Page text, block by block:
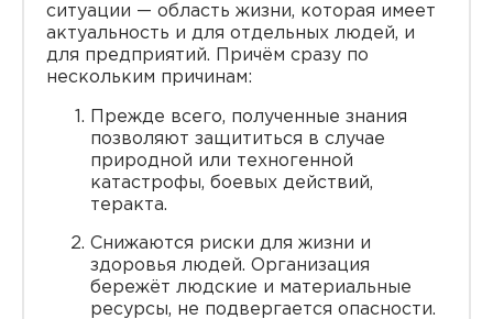
ситуации — область жизни, которая имеет
актуальность и для отдельных людей, и
для предприятий. Причём сразу по
нескольким причинам:
Прежде всего, полученные знания
позволяют защититься в случае
природной или техногенной
катастрофы, боевых действий,
теракта.
Снижаются риски для жизни и
здоровья людей. Организация
бережёт людские и материальные
ресурсы, не подвергается опасности.